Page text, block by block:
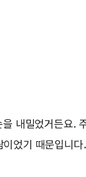
내밀었거든요
었기 때문입니다.